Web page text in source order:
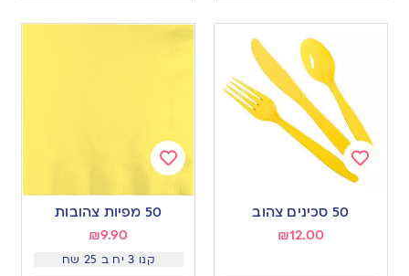
Add
50 סכינים צהוב
₪12.00
50 מפיות צהובות
₪9.90
קנו 3 יח ב 25 שח